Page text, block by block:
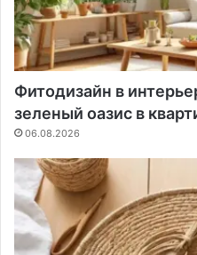
Фитодизайн в
зеленый оазис в
06.08.2026